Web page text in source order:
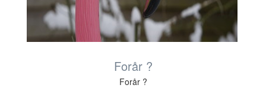
Forår ?
Forår ?